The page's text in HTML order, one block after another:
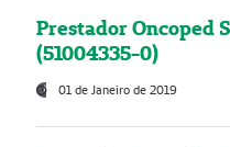
Prestador Oncoped
(51004335-0)
01 de Janeiro de 2019